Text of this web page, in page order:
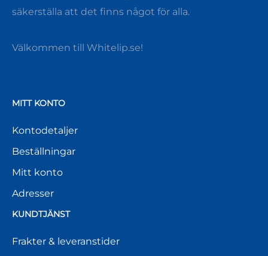
säkerställa att det finns något för alla.
Välkommen till Whitelip.se!
MITT KONTO
Kontodetaljer
Beställningar
Mitt konto
Adresser
KUNDTJÄNST
Frakter & leveranstider